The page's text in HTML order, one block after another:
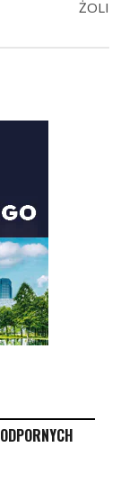
ŻOLI